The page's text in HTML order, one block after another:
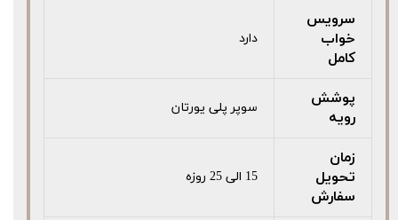
سرویس
خواب
کامل
دارد
پوشش
رویه
سوپر پلی یورتان
زمان
تحویل
سفارش
15 الی 25 روزه